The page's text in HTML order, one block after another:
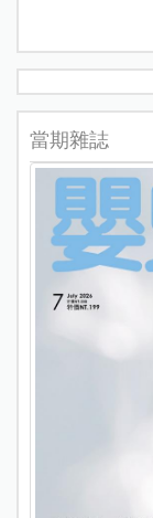
當期雜誌